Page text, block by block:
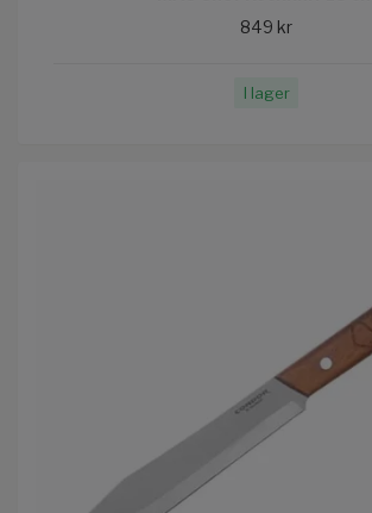
849 kr
I lager